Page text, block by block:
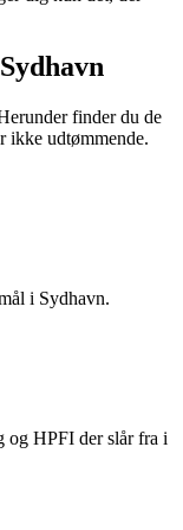
Sydhavn
finder du de
ikke udtømmende.
i Sydhavn.
og HPFI der slår fra i